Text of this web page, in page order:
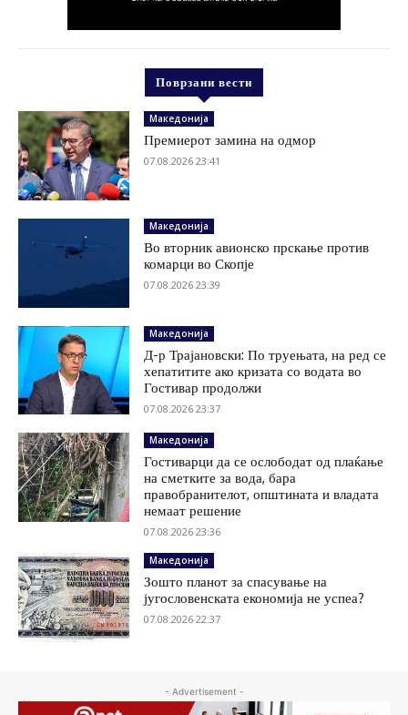
Поврзани вести
Македонија
Премиерот замина на одмор
07.08.2026 23:41
Македонија
Во вторник авионско прскање против
комарци во Скопје
07.08.2026 23:39
Македонија
Д-р Трајановски: По труењата, на ред се
хепатитите ако кризата со водата во
Гостивар продолжи
07.08.2026 23:37
Македонија
Гостиварци да се ослободат од плаќање
на сметките за вода, бара
правобранителот, општината и владата
немаат решение
07.08.2026 23:36
Македонија
Зошто планот за спасување на
југословенската економија не успеа?
07.08.2026 22:37
- Advertisement -